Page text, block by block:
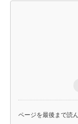
ページを最後まで読